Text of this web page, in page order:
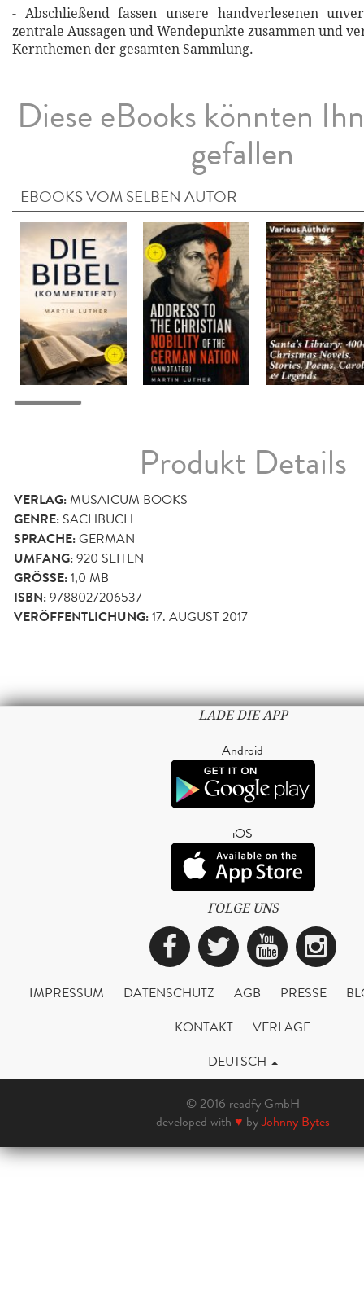
- Abschließend fassen unsere handverlesenen
zentrale Aussagen und Wendepunkte zusammen und
Kernthemen der gesamten Sammlung.
Diese eBooks könnten
gefallen
EBOOKS VOM SELBEN AUTOR
Produkt Details
VERLAG:MUSAICUM BOOKS
GENRE: SACHBUCH
SPRACHE:GERMAN
UMFANG:920 SEITEN
GRÖSSE: 1,0 MB
ISBN:9788027206537
VERÖFFENTLICHUNG:17. AUGUST 2017
LADE DIE APP
Android
iOS
FOLGE UNS
Facebook
Twitter
IMPRESSUM DATENSCHUTZ AGB PRESSE
KONTAKT
VERLAGE
DEUTSCH
© 2016 readfy GmbH
developed with ♥ byJohnny Bytes